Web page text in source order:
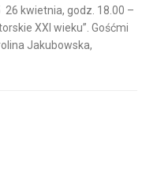
26 kwietnia, godz. 18.00 –
XXI wieku”. Gośćmi
Jakubowska,